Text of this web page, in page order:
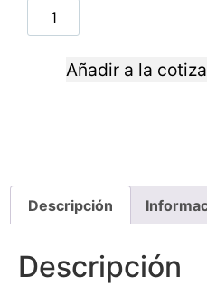
Añadir a la
Descripción
Descripción